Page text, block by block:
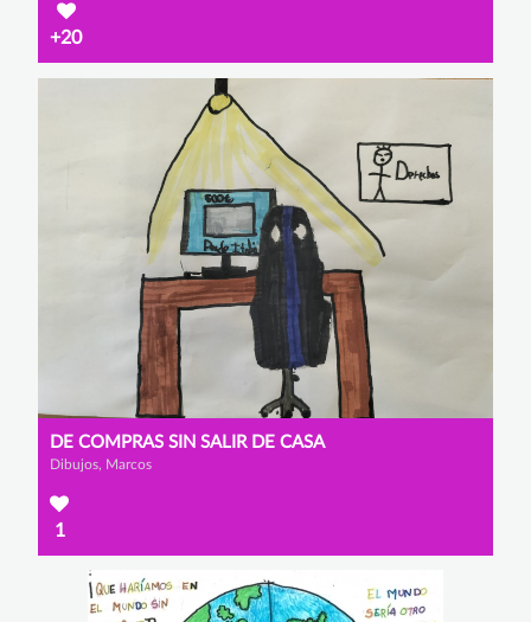
+20
DE COMPRAS SIN SALIR DE CASA
Dibujos, Marcos
1